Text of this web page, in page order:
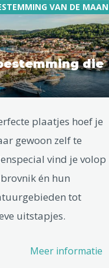
VAN DE
die
plaatjes hoef je
gewoon zelf te
vind je volop
én hun
tot
uitstapjes.
Meer informatie